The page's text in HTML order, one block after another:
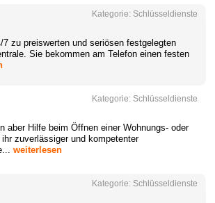
Kategorie: Schlüsseldienste
zu preiswerten und seriösen festgelegten
Sie bekommen am Telefon einen festen
Kategorie: Schlüsseldienste
aber Hilfe beim Öffnen einer Wohnungs- oder
zuverlässiger und kompetenter
weiterlesen
Kategorie: Schlüsseldienste